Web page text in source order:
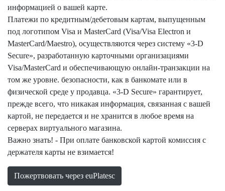
информацией о вашей карте.
Платежи по кредитным/дебетовым картам, выпущенным
под логотипом Visa и MasterCard (Visa/Visa Electron и
MasterCard/Maestro), осуществляются через систему «3-D
Secure», разработанную карточными организациями
Visa/MasterCard и обеспечивающую онлайн-транзакции на
том же уровне. безопасности, как в банкомате или в
физической среде у продавца. «3-D Secure» гарантирует,
прежде всего, что никакая информация, связанная с вашей
картой, не передается и не хранится в любое время на
серверах виртуального магазина.
Важно знать! - При оплате банковской картой комиссия с
держателя карты не взимается!
Пожертвовать через euPlatesc